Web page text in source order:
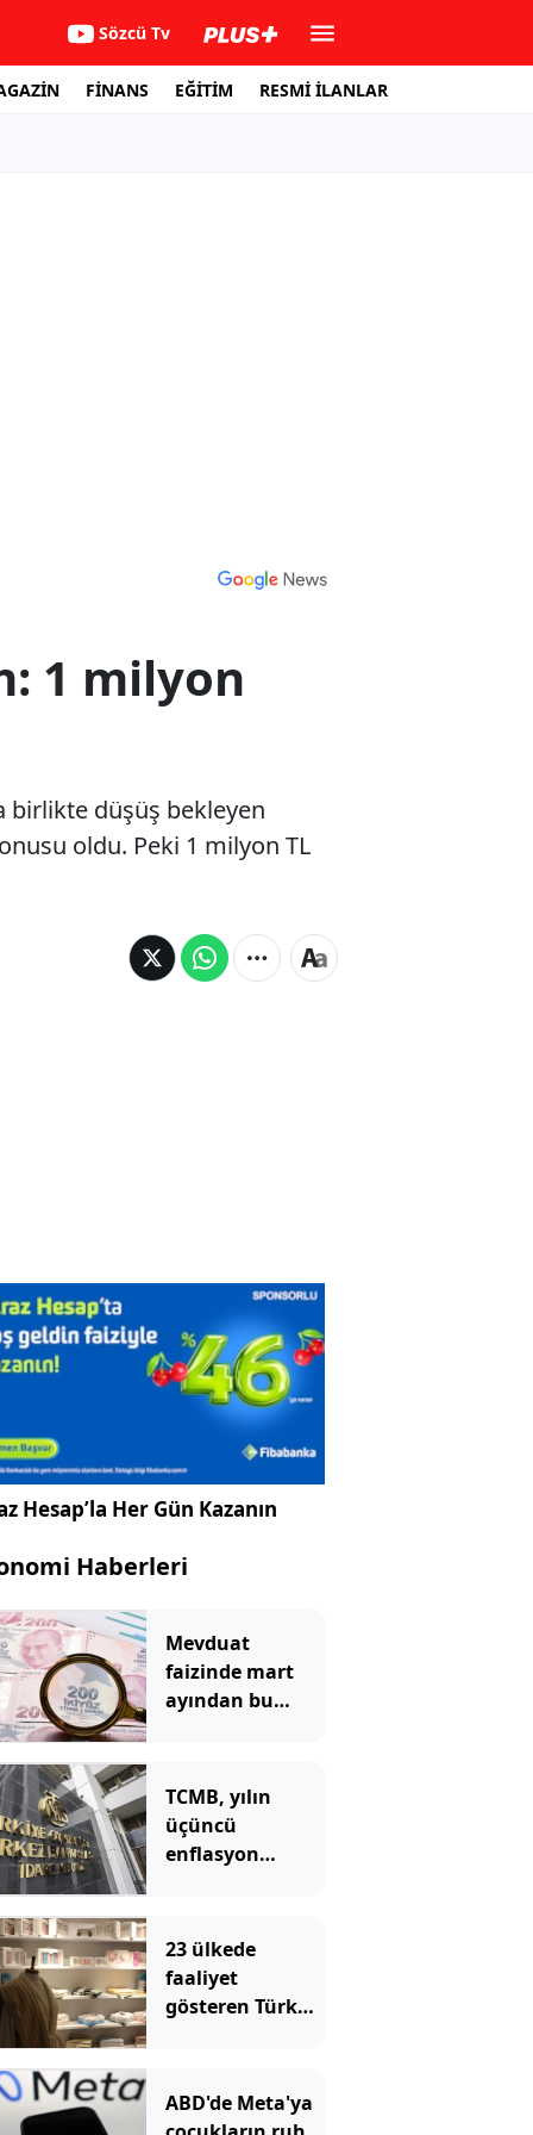
Sözcü Tv
FİNANS EĞİTİM RESMİ İLANLAR
1 milyon
birlikte düşüş bekleyen
oldu. Peki 1 milyon TL
Hesap’la Her Gün Kazanın
Haberleri
Mevduat
faizinde mart
ayından bu
TCMB, yılın
üçüncü
enflasyon
açıklayacak
23 ülkede
faaliyet
gösteren Türk
bütün
mağazalarını
ABD'de Meta'ya